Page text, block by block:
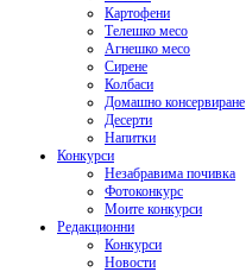
Картофени
Телешко месо
Агнешко месо
Сирене
Колбаси
Домашно консервиране
Десерти
Напитки
Конкурси
Незабравима почивка
Фотоконкурс
Моите конкурси
Редакционни
Конкурси
Новости